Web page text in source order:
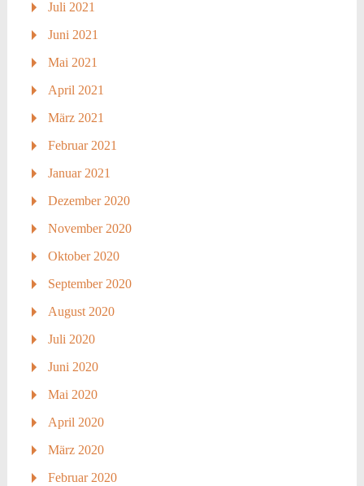
Juli 2021
Juni 2021
Mai 2021
April 2021
März 2021
Februar 2021
Januar 2021
Dezember 2020
November 2020
Oktober 2020
September 2020
August 2020
Juli 2020
Juni 2020
Mai 2020
April 2020
März 2020
Februar 2020